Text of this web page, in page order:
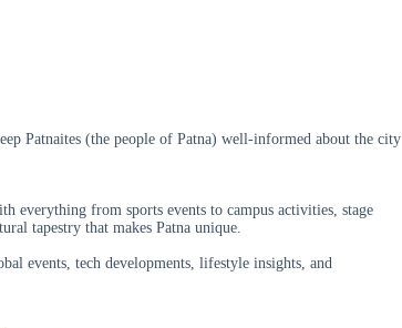
Patnaites (the people of Patna) well-informed about the city
everything from sports events to campus activities, stage
tapestry that makes Patna unique.
events, tech developments, lifestyle insights, and